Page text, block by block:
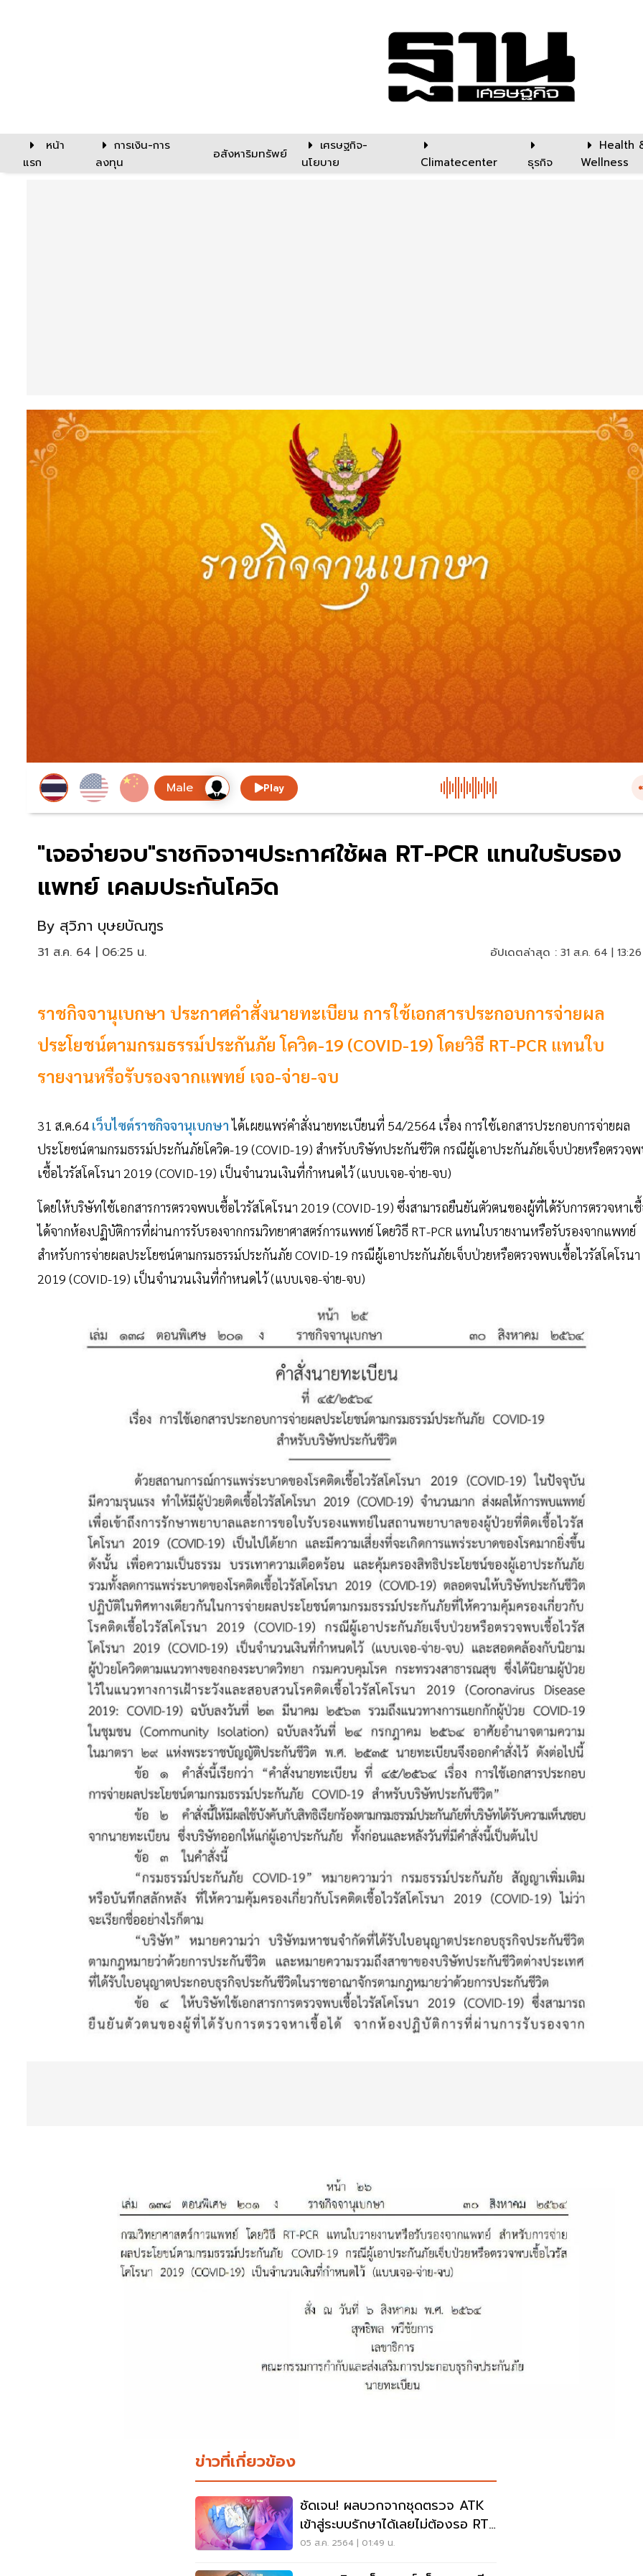
หน้า
แรก
การเงิน-การ
ลงทุน
อสังหาริมทรัพย์
เศรษฐกิจ-
นโยบาย
Climatecenter ธุรกิจ
Health
Wellness
Play
"เจอจ่ายจบ"ราชกิจจาฯประกาศใช้ผล RT-PCR แทนใบรับรอง
แพทย์ เคลมประกันโควิด
By สุวิภา บุษยบัณฑูร
31 ส.ค. 64 | 06:25 น. อัปเดตล่าสุด : 31 ส.ค. 64 |
ราชกิจจานุเบกษา ประกาศคำสั่งนายทะเบียน การใช้เอกสารประกอบการจ่ายผล
ประโยชน์ตามกรมธรรม์ประกันภัย โควิด-19 (COVID-19) โดยวิธี RT-PCR แทนใบ
รายงานหรือรับรองจากแพทย์ เจอ-จ่าย-จบ
31 ส.ค.64 เว็บไซต์ราชกิจจานุเบกษาได้เผยแพร่คำสั่งนายทะเบียนที่ 54/2564 เรื่อง การใช้เอกสารประกอบการจ่ายผล
ประโยชน์ตามกรมธรรม์ประกันภัยโควิด-19 (COVID-19) สำหรับบริษัทประกันชีวิต กรณีผู้เอาประกันภัยเจ็บป่วยหรือตรวจ
เชื้อไวรัสโคโรนา 2019 (COVID-19) เป็นจำนวนเงินที่กำหนดไว้ (แบบเจอ-จ่าย-จบ)
โดยให้บริษัทใช้เอกสารการตรวจพบเชื้อไวรัสโคโรนา 2019 (COVID-19) ซึ่งสามารถยืนยันตัวตนของผู้ที่ได้รับการตรวจหาเ
ได้จากห้องปฏิบัติการที่ผ่านการรับรองจากกรมวิทยาศาสตร์การแพทย์ โดยวิธี RT-PCR แทนใบรายงานหรือรับรองจากแพทย์
สำหรับการจ่ายผลประโยชน์ตามกรมธรรม์ประกันภัย COVID-19 กรณีผู้เอาประกันภัยเจ็บป่วยหรือตรวจพบเชื้อไวรัสโคโรนา
2019 (COVID-19) เป็นจำนวนเงินที่กำหนดไว้ (แบบเจอ-จ่าย-จบ)
ข่าวที่เกี่ยวข้อง
ชัดเจน! ผลบวกจากชุดตรวจ ATK
เข้าสู่ระบบรักษาได้เลยไม่ต้องรอ RT-
PCR
05 ส.ค. 2564 | 01:49 น.